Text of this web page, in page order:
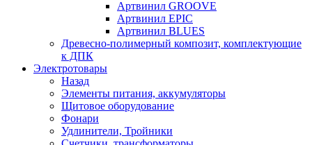
Артвинил GROOVE
Артвинил EPIC
Артвинил BLUES
Древесно-полимерный композит, комплектующие
к ДПК
Электротовары
Назад
Элементы питания, аккумуляторы
Щитовое оборудование
Фонари
Удлинители, Тройники